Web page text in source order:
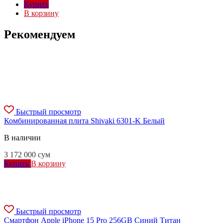
Купить
В корзину
Рекомендуем
Быстрый просмотр
Комбинированная плита Shivaki 6301-K Белый
В наличии
3 172 000 сум
Купить В корзину
Быстрый просмотр
Смартфон Apple iPhone 15 Pro 256GB Синий Титан